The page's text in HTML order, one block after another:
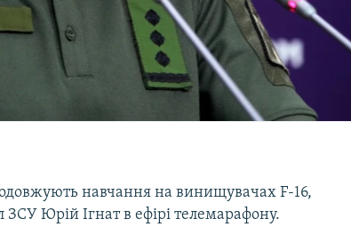
навчання на винищувачах F-16,
Юрій Ігнат в ефірі телемарафону.